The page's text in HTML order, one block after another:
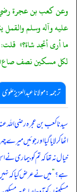
وعن كعب بن عجرة رضي
عليه وآله وسلم
ما أرى أتجد شاة؟»
لكل مسكين نصف
ترجمہ:مولانا عبدالعزیز علوی
سیدنا کعب بن عجرہ رضی
اٹھا کر لایا گیا اور جوئیں
خیال نہ تھا کہ تم کو بیماری نے
ہے؟“میں نے عرض کیا کہ